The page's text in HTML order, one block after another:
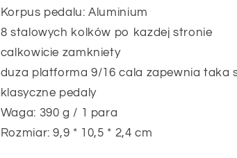
Korpus pedalu: Aluminium
8 stalowych kolków po kazdej stronie
calkowicie zamkniety
duza platforma 9/16 cala zapewnia taka
klasyczne pedaly
Waga: 390 g / 1 para
Rozmiar: 9,9 * 10,5 * 2,4 cm